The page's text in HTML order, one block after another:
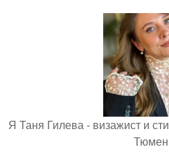
Я Таня Гилева - визажист и